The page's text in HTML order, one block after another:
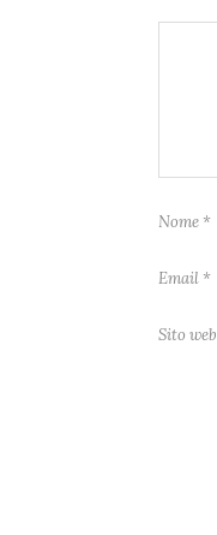
Nome *
Email *
Sito web